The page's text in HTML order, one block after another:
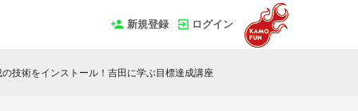
新規登録 ログイン
技術をインストール！吉田に学ぶ目標達成講座